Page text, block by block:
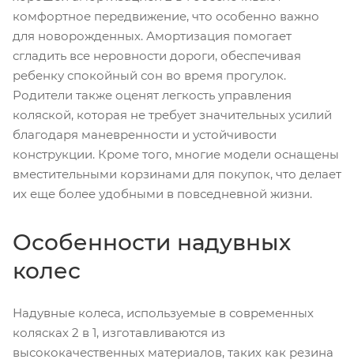
комфортное передвижение, что особенно важно
для новорожденных. Амортизация помогает
сгладить все неровности дороги, обеспечивая
ребенку спокойный сон во время прогулок.
Родители также оценят легкость управления
коляской, которая не требует значительных усилий
благодаря маневренности и устойчивости
конструкции. Кроме того, многие модели оснащены
вместительными корзинами для покупок, что делает
их еще более удобными в повседневной жизни.
Особенности надувных
колес
Надувные колеса, используемые в современных
колясках 2 в 1, изготавливаются из
высококачественных материалов, таких как резина